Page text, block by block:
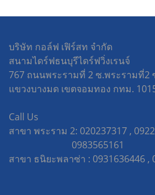
บริษัท กอล์ฟ เฟิร์สท จำกัด
สนามไดร์ฟธนบุรีไดร์ฟวิ่งเรนจ์
767 ถนนพระรามที่ 2 ซ.พระรามที่2
แขวงบางมด เขตจอมทอง กทม.
Call Us
สาขา พระราม 2: 020237317 ,
0983565161
สาขา ธนิยะพลาซ่า :